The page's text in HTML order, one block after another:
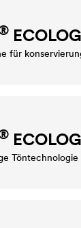
für